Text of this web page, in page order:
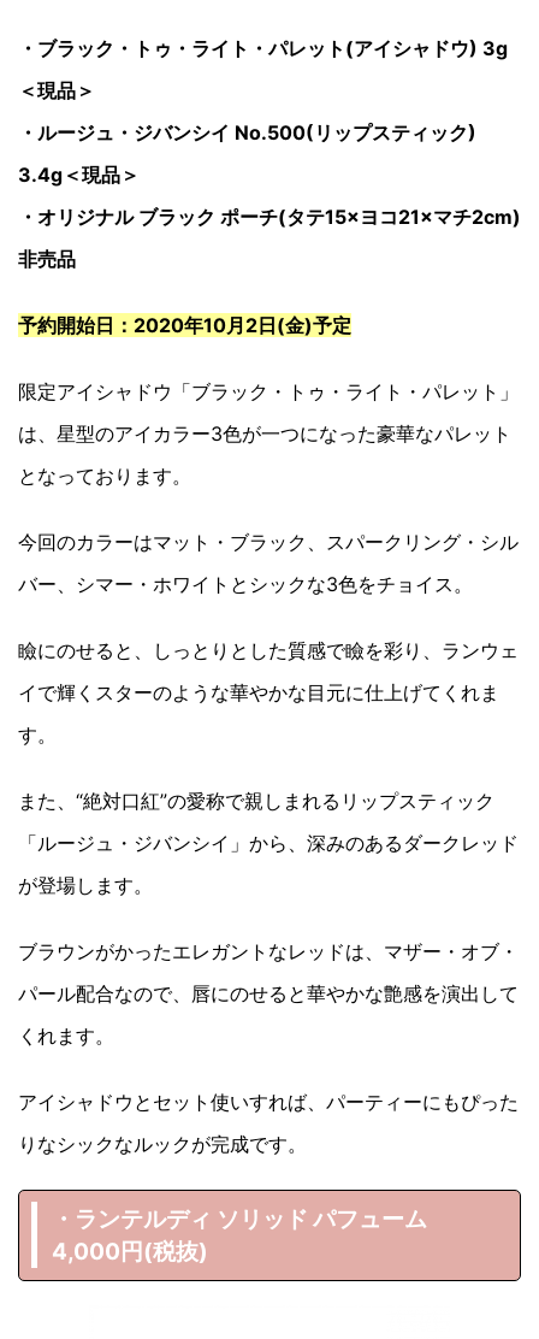
・ブラック・トゥ・ライト・パレット(アイシャドウ) 3g
＜現品＞
・ルージュ・ジバンシイ No.500(リップスティック)
3.4g＜現品＞
・オリジナル ブラック ポーチ(タテ15×ヨコ21×マチ2cm)
非売品
予約開始日：2020年10月2日(金)予定
限定アイシャドウ「ブラック・トゥ・ライト・パレット」
は、星型のアイカラー3色が一つになった豪華なパレット
となっております。
今回のカラーはマット・ブラック、スパークリング・シル
バー、シマー・ホワイトとシックな3色をチョイス。
瞼にのせると、しっとりとした質感で瞼を彩り、ランウェ
イで輝くスターのような華やかな目元に仕上げてくれま
す。
また、“絶対口紅”の愛称で親しまれるリップスティック
「ルージュ・ジバンシイ」から、深みのあるダークレッド
が登場します。
ブラウンがかったエレガントなレッドは、マザー・オブ・
パール配合なので、唇にのせると華やかな艶感を演出して
くれます。
アイシャドウとセット使いすれば、パーティーにもぴった
りなシックなルックが完成です。
・ランテルディ ソリッド パフューム
4,000円(税抜)